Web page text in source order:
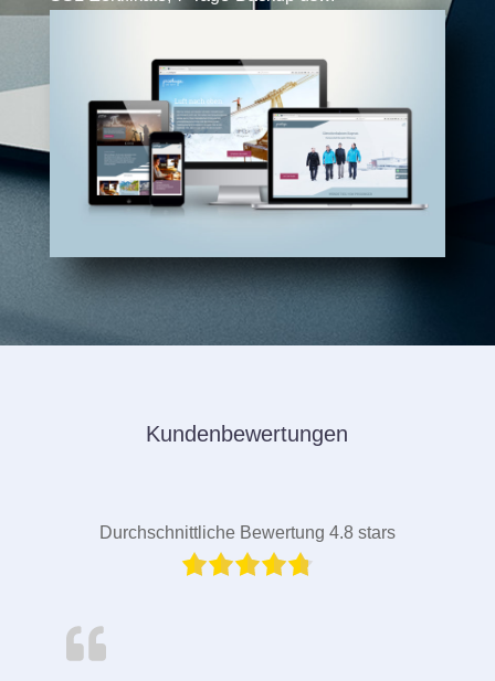
Kundenbewertungen
Durchschnittliche Bewertung 4.8 stars